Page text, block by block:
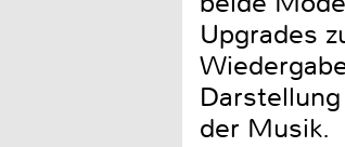
Upgrades
der Musik.